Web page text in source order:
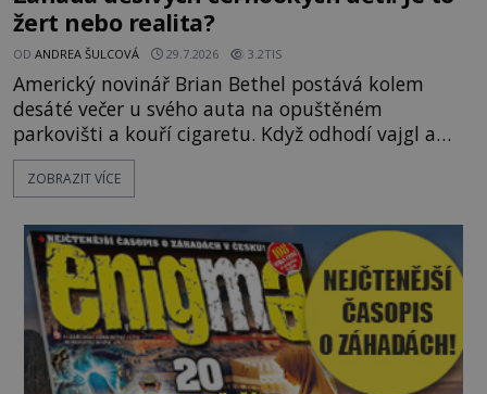
žert nebo realita?
OD ANDREA ŠULCOVÁ 29.7.2026 3.2TIS
Americký novinář Brian Bethel postává kolem
desáté večer u svého auta na opuštěném
parkovišti a kouří cigaretu. Když odhodí vajgl a
chystá se nastoupit do auta, přijdou k němu dva
mladí chlapci, kterým může být okolo 14 let.
pouhých několik minut od tohoto parkoviště,“
zeptá se suverénně jeden z nich. P
ZOBRAZIT VÍCE